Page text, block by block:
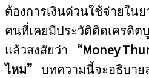
ต้องการเงินด่วนใช้จ่ายใน
คนที่เคยมีประวัติติดเครดิต
แล้วสงสัยว่า “Money
ไหม” บทความนี้จะอธิบาย